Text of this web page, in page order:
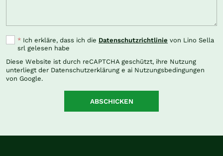
* Ich erkläre, dass ich die Datenschutzrichtlinie von Lino Sella
srl gelesen habe
Diese Website ist durch reCAPTCHA geschützt, ihre Nutzung
unterliegt der Datenschutzerklärung e ai Nutzungsbedingungen
von Google.
ABSCHICKEN